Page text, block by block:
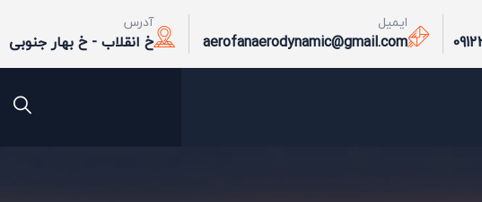
ایمیل
aerofanaerodynamic@gmail.com
آدرس
خ انقلاب - خ بهار جنوبی